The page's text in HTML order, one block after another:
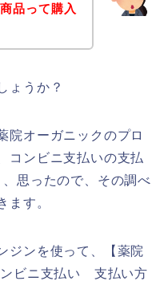
品って購入
ょうか？
院オーガニックのプロ
コンビニ支払いの支払
思ったので、その調べ
ます。
ジンを使って、【薬院
ンビニ支払い 支払い方